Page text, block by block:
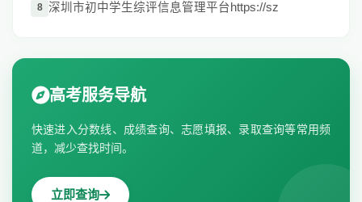
8 深圳市初中学生综评信息管理平台https://sz
高考服务导航
快速进入分数线、成绩查询、志愿填报、录取查询等常用频
道，减少查找时间。
立即查询